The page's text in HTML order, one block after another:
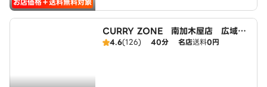
CURRY ZONE 南加木屋店 広域エ
リア
4.6(126) 40分 名店送料0円